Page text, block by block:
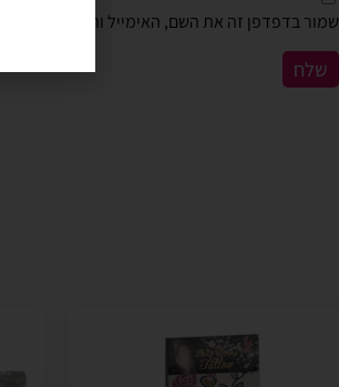
שמור בדפדפן זה את השם, האימייל והאתר שלי